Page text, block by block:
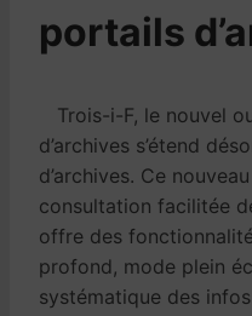
portails
Trois-i-F, le nouvel
d’archives s’étend
d’archives. Ce
consultation facilitée
offre des
profond, mode plein
systématique des infos